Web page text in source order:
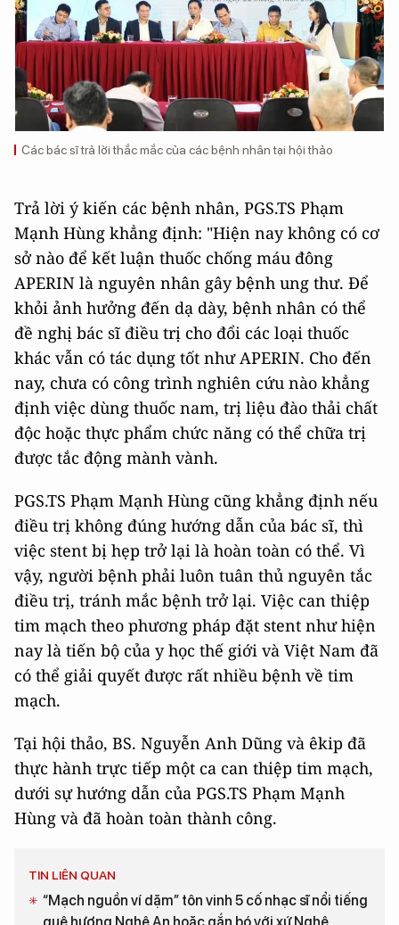
Các bác sĩ trả lời thắc mắc của các bệnh nhân tại hội thảo
Trả lời ý kiến các bệnh nhân, PGS.TS Phạm
Mạnh Hùng khẳng định: "Hiện nay không có cơ
sở nào để kết luận thuốc chống máu đông
APERIN là nguyên nhân gây bệnh ung thư. Để
khỏi ảnh hưởng đến dạ dày, bệnh nhân có thể
đề nghị bác sĩ điều trị cho đổi các loại thuốc
khác vẫn có tác dụng tốt như APERIN. Cho đến
nay, chưa có công trình nghiên cứu nào khẳng
định việc dùng thuốc nam, trị liệu đào thải chất
độc hoặc thực phẩm chức năng có thể chữa trị
được tắc động mành vành.
PGS.TS Phạm Mạnh Hùng cũng khẳng định nếu
điều trị không đúng hướng dẫn của bác sĩ, thì
việc stent bị hẹp trở lại là hoàn toàn có thể. Vì
vậy, người bệnh phải luôn tuân thủ nguyên tắc
điều trị, tránh mắc bệnh trở lại. Việc can thiệp
tim mạch theo phương pháp đặt stent như hiện
nay là tiến bộ của y học thế giới và Việt Nam đã
có thể giải quyết được rất nhiều bệnh về tim
mạch.
Tại hội thảo, BS. Nguyễn Anh Dũng và êkip đã
thực hành trực tiếp một ca can thiệp tim mạch,
dưới sự hướng dẫn của PGS.TS Phạm Mạnh
Hùng và đã hoàn toàn thành công.
TIN LIÊN QUAN
“Mạch nguồn ví dặm” tôn vinh 5 cố nhạc sĩ nổi tiếng